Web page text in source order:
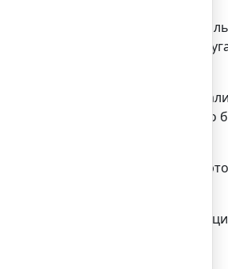
Вариантность поведения
пользуется
изначально эти сети
с этим, как это часто
ее главное преимущество.
искать недостающую
интеллекта.